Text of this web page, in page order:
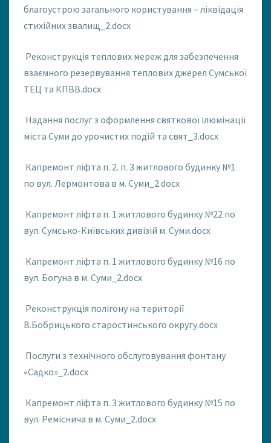
благоустрою загального користування – ліквідація
стихійних звалищ_2.docx
Реконструкція теплових мереж для забезпечення
взаємного резервування теплових джерел Сумської
ТЕЦ та КПВВ.docx
Надання послуг з оформлення святкової ілюмінації
міста Суми до урочистих подій та свят_3.docx
Капремонт ліфта п. 2. п. 3 житлового будинку №1
по вул. Лермонтова в м. Суми_2.docx
Капремонт ліфта п. 1 житлового будинку №22 по
вул. Сумсько-Київських дивізій м. Суми.docx
Капремонт ліфта п. 1 житлового будинку №16 по
вул. Богуна в м. Суми_2.docx
Реконструкція полігону на території
В.Бобрицького старостинського округу.docx
Послуги з технічного обслуговування фонтану
«Садко»_2.docx
Капремонт ліфта п. 3 житлового будинку №15 по
вул. Реміснича в м. Суми_2.docx